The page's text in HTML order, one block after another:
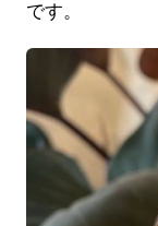
です。